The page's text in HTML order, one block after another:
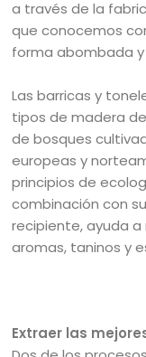
a través de la
que conocemos
forma abombada
Las barricas y
tipos de madera
de bosques
europeas y
principios de
combinación con
recipiente, ayuda
aromas, taninos y
Extraer las